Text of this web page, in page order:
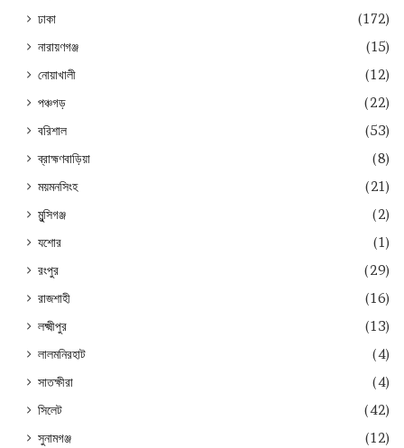
ঢাকা
(172)
নারায়ণগঞ্জ
(15)
নোয়াখালী
(12)
পঞ্চগড়
(22)
বরিশাল
(53)
ব্রাহ্মণবাড়িয়া
(8)
ময়মনসিংহ
(21)
মুন্সিগঞ্জ
(2)
যশোর
(1)
রংপুর
(29)
রাজশাহী
(16)
লক্ষ্মীপুর
(13)
লালমনিরহাট
(4)
সাতক্ষীরা
(4)
সিলেট
(42)
সুনামগঞ্জ
(12)